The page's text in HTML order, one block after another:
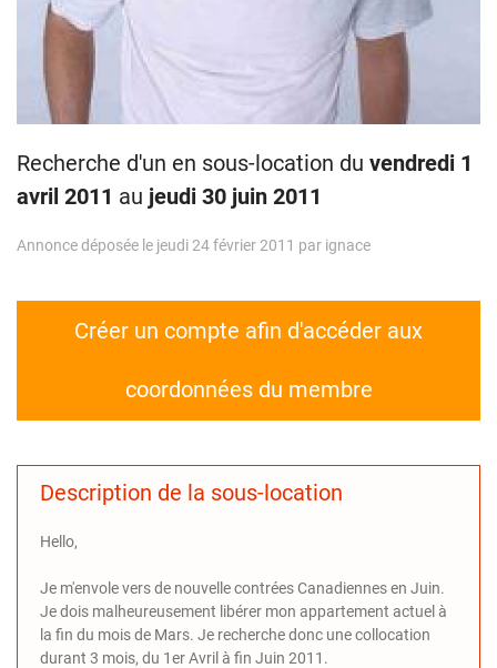
Recherche d'un en sous-location du vendredi 1
avril 2011 au jeudi 30 juin 2011
Annonce déposée le jeudi 24 février 2011 par ignace
Créer un compte afin d'accéder aux
coordonnées du membre
Description de la sous-location
Hello,
Je m'envole vers de nouvelle contrées Canadiennes en Juin.
Je dois malheureusement libérer mon appartement actuel à
la fin du mois de Mars. Je recherche donc une collocation
durant 3 mois, du 1er Avril à fin Juin 2011.